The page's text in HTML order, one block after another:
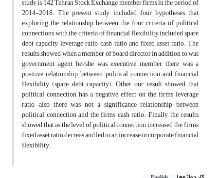
study is 142 Tehran Stock Exchange member firms in the period of
2014-2018. The present study included four hypotheses that
exploring the relationship between the four criteria of political
connections with the criteria of financial flexibility included spare
debt capacity, leverage ratio, cash ratio and fixed asset ratio. The
results showed when a member of board director in addition to was
government agent, he/she was executive member, there was a
positive relationship between political connection and financial
flexibility (spare debt capacity). Other our result showed that
political connection has a negative effect on the firms leverage
ratio, also there was not a significance relationship between
political connection and the firms cash ratio. Finally, the results
showed that as the level of political connection increased, the firms
fixed asset ratio decreas and led to an increase in corporate financial
flexibility.